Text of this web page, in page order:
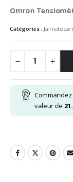
Omron
Catégories :
valeur de